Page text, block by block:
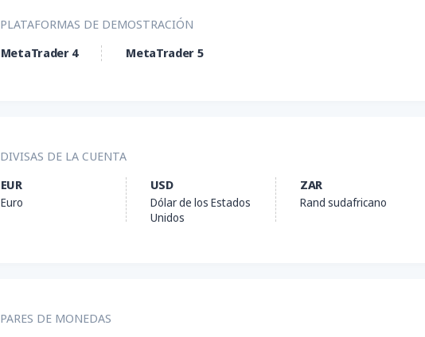
PLATAFORMAS DE DEMOSTRACIÓN
MetaTrader 4
MetaTrader 5
DIVISAS DE LA CUENTA
EUR
Euro
USD
Dólar de los Estados
Unidos
ZAR
Rand sudafricano
PARES DE MONEDAS